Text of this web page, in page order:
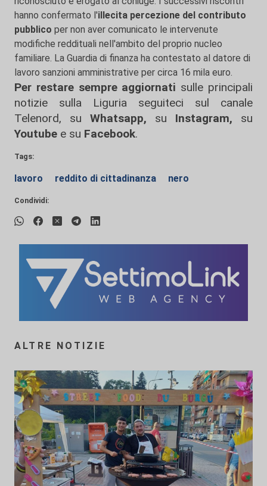
hanno confermato l'illecita percezione del contributo
pubblico per non aver comunicato le intervenute
modifiche reddituali nell'ambito del proprio nucleo
familiare. La Guardia di finanza ha contestato al datore di
lavoro sanzioni amministrative per circa 16 mila euro.
Per restare sempre aggiornati sulle principali
notizie sulla Liguria seguiteci sul canale
Telenord, su
Whatsapp, su Instagram, su
Youtube e su Facebook.
Tags:
lavoro reddito di cittadinanza nero
Condividi:
ALTRE NOTIZIE